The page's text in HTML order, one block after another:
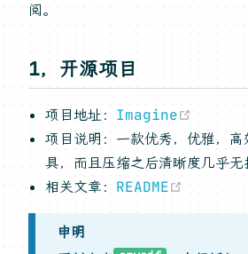
阅。
1，开源项目
项目地址： Imagine
项目说明：一款优秀，优雅，
具，而且压缩之后清晰度几乎无
相关文章： README
申明